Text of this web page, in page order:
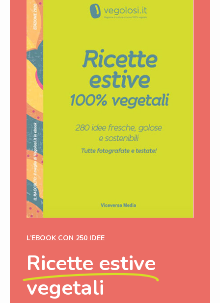
L’EBOOK CON 250 IDEE
Ricette estive
vegetali